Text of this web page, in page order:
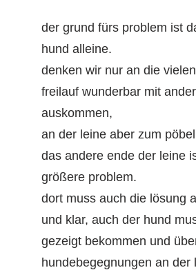
der grund fürs problem ist
hund alleine.
denken wir nur an die
freilauf wunderbar mit
auskommen,
an der leine aber zum
das andere ende der leine
größere problem.
dort muss auch die lösung
und klar, auch der hund
gezeigt bekommen und
hundebegegnungen an der